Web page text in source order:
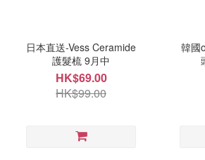
日本直送-Vess Ceramide
護髮梳 9月中
HK$69.00
HK$99.00
韓國